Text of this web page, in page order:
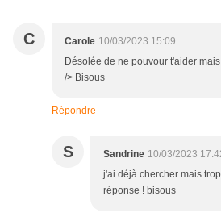
C Carole 10/03/2023 15:09
Désolée de ne pouvour t'aider
/> Bisous
Répondre
S Sandrine 10/03/2023
j'ai déjà chercher mais
réponse ! bisous